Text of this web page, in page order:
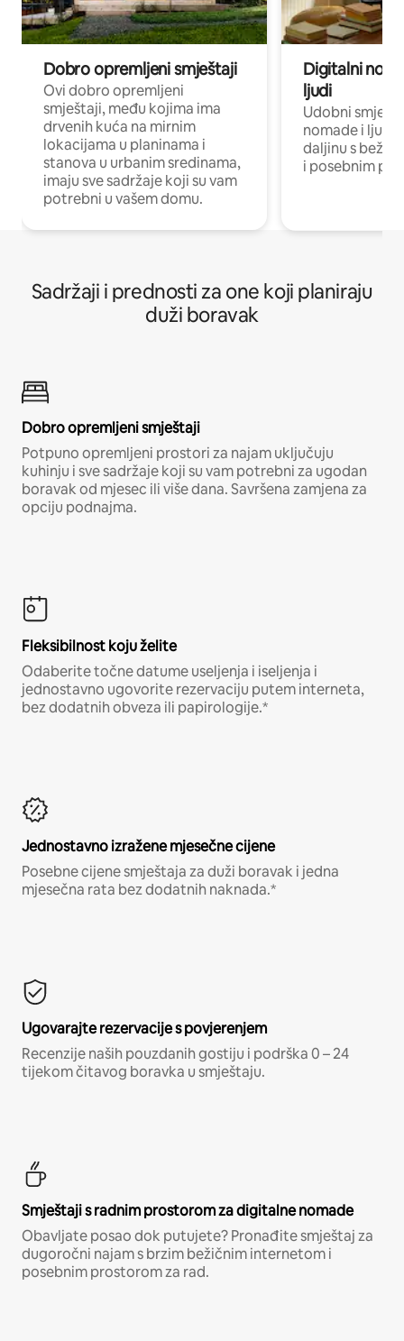
Dobro opremljeni smještaji
Ovi dobro opremljeni
smještaji, među kojima ima
drvenih kuća na mirnim
lokacijama u planinama i
stanova u urbanim sredinama,
imaju sve sadržaje koji su vam
potrebni u vašem domu.
Digitalni
ljudi
Udobni
nomade i ljude
daljinu s
i posebnim
Sadržaji i prednosti za one koji planiraju
duži boravak
Dobro opremljeni smještaji
Potpuno opremljeni prostori za najam uključuju
kuhinju i sve sadržaje koji su vam potrebni za ugodan
boravak od mjesec ili više dana. Savršena zamjena za
opciju podnajma.
Fleksibilnost koju želite
Odaberite točne datume useljenja i iseljenja i
jednostavno ugovorite rezervaciju putem interneta,
bez dodatnih obveza ili papirologije.*
Jednostavno izražene mjesečne cijene
Posebne cijene smještaja za duži boravak i jedna
mjesečna rata bez dodatnih naknada.*
Ugovarajte rezervacije s povjerenjem
Recenzije naših pouzdanih gostiju i podrška 0 – 24
tijekom čitavog boravka u smještaju.
Smještaji s radnim prostorom za digitalne nomade
Obavljate posao dok putujete? Pronađite smještaj za
dugoročni najam s brzim bežičnim internetom i
posebnim prostorom za rad.